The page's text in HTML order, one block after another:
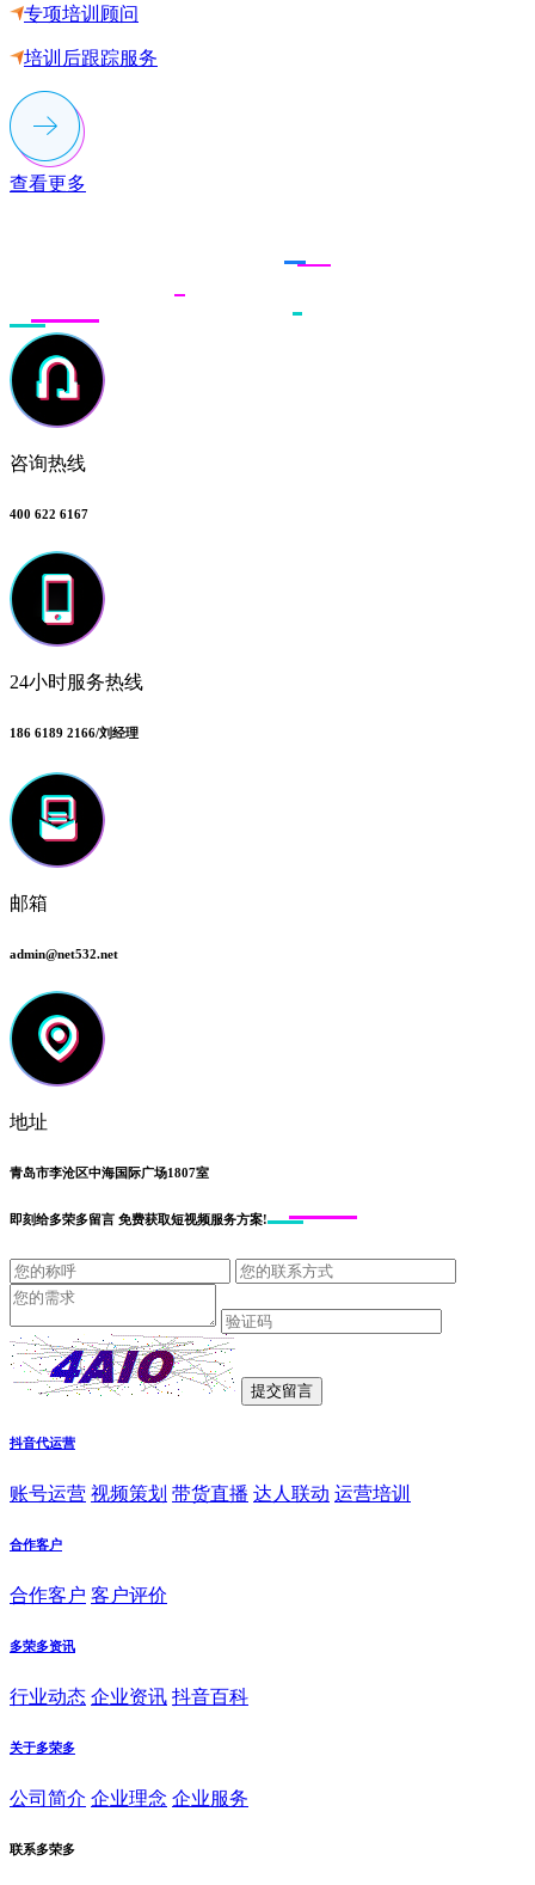
专项培训顾问
培训后跟踪服务
查看更多
咨询热线
400 622 6167
24小时服务热线
186 6189 2166/刘经理
邮箱
admin@net532.net
地址
青岛市李沧区中海国际广场1807室
即刻给多荣多留言 免费获取短视频服务方案!
抖音代运营
账号运营 视频策划 带货直播 达人联动 运营培训
合作客户
合作客户 客户评价
多荣多资讯
行业动态 企业资讯 抖音百科
关于多荣多
公司简介 企业理念 企业服务
联系多荣多